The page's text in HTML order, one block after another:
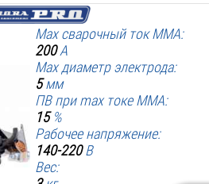
Max сварочный ток MMA:
200А
Max диаметр электрода:
5мм
ПВ при max токе MMA:
15%
Рабочее напряжение:
140-220В
Вес: